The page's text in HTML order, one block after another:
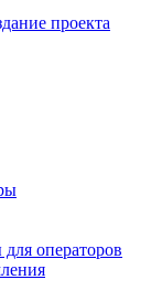
проекта
операторов